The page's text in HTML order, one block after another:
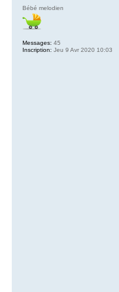
Bébé melodien
Messages: 45
Inscription: Jeu 9 Avr 2020 10:03